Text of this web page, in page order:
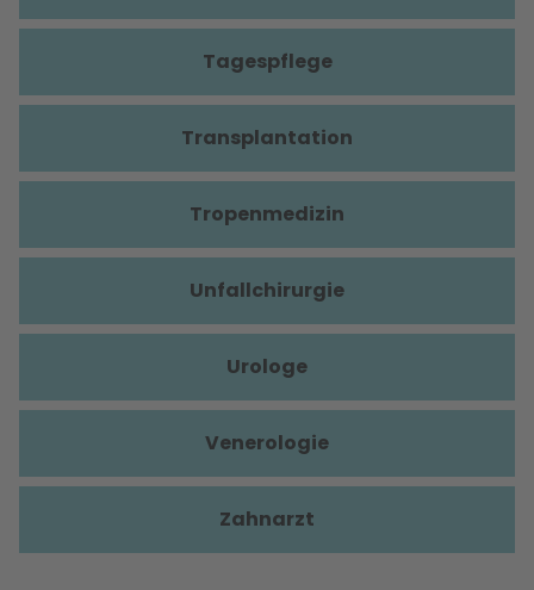
Tagespflege
Transplantation
Tropenmedizin
Unfallchirurgie
Urologe
Venerologie
Zahnarzt